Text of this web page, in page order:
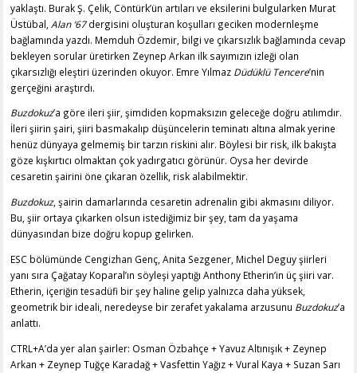
yaklaştı. Burak Ş. Çelik, Cöntürk’ün artıları ve eksilerini bulgularken Murat
Üstübal,Alan ‘67dergisini oluşturan koşulları geciken modernleşme
bağlamında yazdı. Memduh Özdemir, bilgi ve çıkarsızlık bağlamında cevap
bekleyen sorular üretirken Zeynep Arkan ilk sayımızın izleği olan
çıkarsızlığı eleştiri üzerinden okuyor. Emre Yılmaz Düdüklü Tencere’nin
gerçeğini araştırdı.
Buzdokuz’a göre ileri şiir, şimdiden kopmaksızın geleceğe doğru atılımdır.
İleri şiirin şairi, şiiri basmakalıp düşüncelerin teminatı altına almak yerine
henüz dünyaya gelmemiş bir tarzın riskini alır. Böylesi bir risk, ilk bakışta
göze kışkırtıcı olmaktan çok yadırgatıcı görünür. Oysa her devirde
cesaretin şairini öne çıkaran özellik, risk alabilmektir.
Buzdokuz, şairin damarlarında cesaretin adrenalin gibi akmasını diliyor.
Bu, şiir ortaya çıkarken olsun istediğimiz bir şey, tam da yaşama
dünyasından bize doğru kopup gelirken.
ESC bölümünde Cengizhan Genç, Anita Sezgener, Michel Deguy şiirleri
yanı sıra Çağatay Koparal’ın söyleşi yaptığı Anthony Etherin’in üç şiiri var.
Etherin, içeriğin tesadüfi bir şey haline gelip yalnızca daha yüksek,
geometrik bir ideali, neredeyse bir zerafet yakalama arzusunu Buzdokuz’a
anlattı.
CTRL+A’da yer alan şairler: Osman Özbahçe + Yavuz Altınışık + Zeynep
Arkan + Zeynep Tuğçe Karadağ + Vasfettin Yağız + Vural Kaya + Suzan Sarı